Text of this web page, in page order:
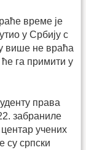
време је
у Србију с
више не враћа
га примити у
права
забраниле
учених
су српски